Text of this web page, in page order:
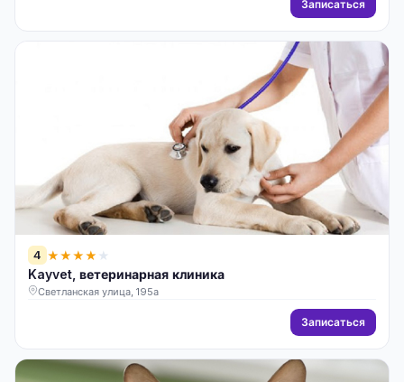
Записаться
4 ★★★★ ★
Kayvet, ветеринарная клиника
Светланская улица, 195а
Записаться